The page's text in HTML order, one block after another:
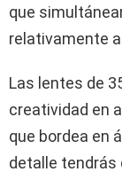
que
relativamente
Las lentes de
creatividad en
que bordea en
detalle tendrás